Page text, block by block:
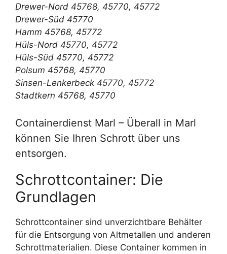
Drewer-Nord 45768, 45770, 45772
Drewer-Süd 45770
Hamm 45768, 45772
Hüls-Nord 45770, 45772
Hüls-Süd 45770, 45772
Polsum 45768, 45770
Sinsen-Lenkerbeck 45770, 45772
Stadtkern 45768, 45770
Containerdienst Marl – Überall in Marl
können Sie Ihren Schrott über uns
entsorgen.
Schrottcontainer: Die
Grundlagen
Schrottcontainer sind unverzichtbare Behälter
für die Entsorgung von Altmetallen und anderen
Schrottmaterialien. Diese Container kommen in